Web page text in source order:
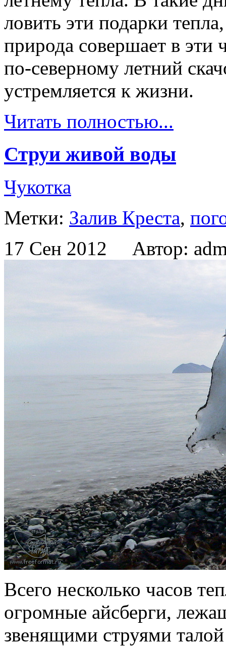
ловить эти подарки
природа совершает в эти
по-северному летний
устремляется к жизни.
Читать полностью...
Струи живой воды
Чукотка
Метки: Залив Креста,
17 Сен 2012 Автор:
Всего несколько часов
огромные айсберги,
звенящими струями